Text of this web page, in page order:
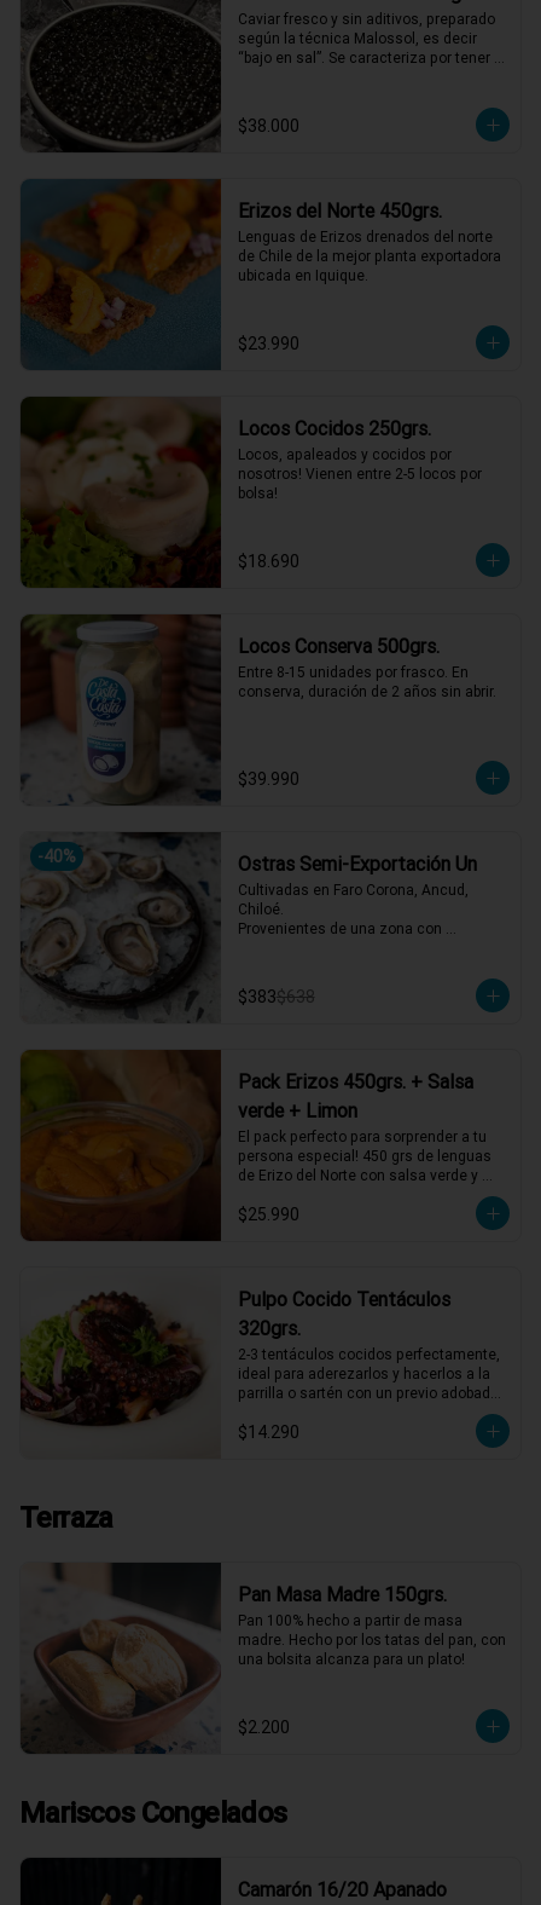
Caviar fresco y sin aditivos, preparado
según la técnica Malossol, es decir
“bajo en sal”. Se caracteriza por tener
marinos, con matices únicos para cada
cosecha. De calibre entre 2,7 y 3,1 mm,
$38.000
Erizos del Norte 450grs.
Lenguas de Erizos drenados del norte
de Chile de la mejor planta exportadora
ubicada en Iquique.
$23.990
Locos Cocidos 250grs.
Locos, apaleados y cocidos por
nosotros! Vienen entre 2-5 locos por
bolsa!
$18.690
Locos Conserva 500grs.
Entre 8-15 unidades por frasco. En
conserva, duración de 2 años sin abrir.
$39.990
-40% Ostras Semi-Exportación Un
Cultivadas en Faro Corona, Ancud,
Chiloé.
Provenientes de una zona con
Se reciben vivas semanalmente y se
abren al momento del servicio.
$383$638
Pack Erizos 450grs. + Salsa
verde + Limon
El pack perfecto para sorprender a tu
persona especial! 450 grs de lenguas
de Erizo del Norte con salsa verde y
$25.990
Pulpo Cocido Tentáculos
320grs.
2-3 tentáculos cocidos perfectamente,
ideal para aderezarlos y hacerlos a la
parrilla o sartén con un previo adobado,
alguna salsa mayonesa
$14.290
Terraza
Pan Masa Madre 150grs.
Pan 100% hecho a partir de masa
madre. Hecho por los tatas del pan, con
una bolsita alcanza para un plato!
$2.200
Mariscos Congelados
Camarón 16/20 Apanado